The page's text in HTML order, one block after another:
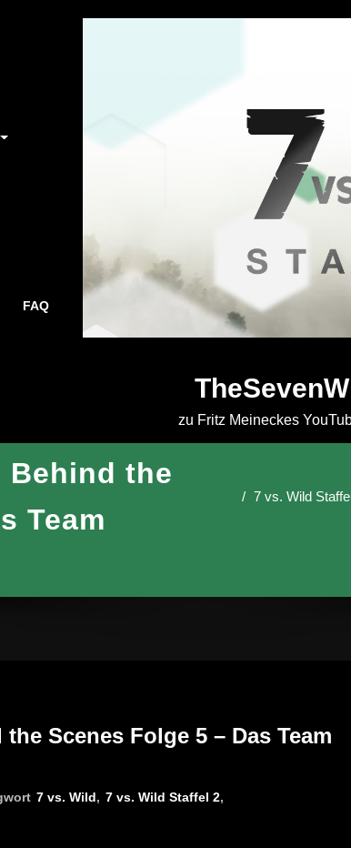
zu Fritz Meineckes
FAQ
Behind the
Team
7 vs. Wild
Scenes Folge 5 – Das Team
7 vs. Wild, 7 vs. Wild Staffel 2,